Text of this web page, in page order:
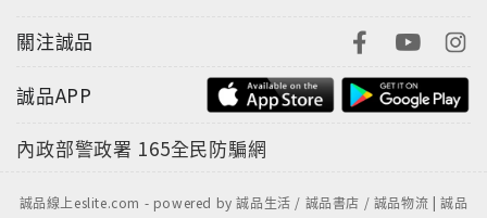
關注誠品
誠品APP
內政部警政署 165全民防騙網
誠品線上eslite.com - powered by 誠品生活 / 誠品書店 / 誠品物流 | 誠品